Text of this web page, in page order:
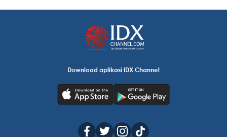
Download aplikasi IDX Channel